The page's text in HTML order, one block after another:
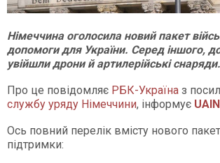
Німеччина оголосила новий пакет
допомоги для України. Серед іншого,
увійшли дрони й артилерійські снаряди.
Про це повідомляє РБК-Україна з
службу уряду Німеччини, інформує
Ось повний перелік вмісту нового
підтримки: